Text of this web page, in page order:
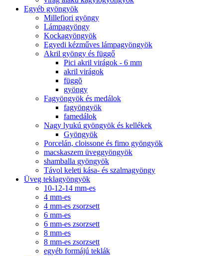
Egyéb gyöngyök
Millefiori gyöngy
Lámpagyöngy
Kockagyöngyök
Egyedi kézműves lámpagyöngyök
Akril gyöngy és függő
Pici akril virágok - 6 mm
akril virágok
függõ
gyöngy
Fagyöngyök és medálok
fagyöngyök
famedálok
Nagy lyukú gyöngyök és kellékek
Gyöngyök
Porcelán, cloissone és fimo gyöngyök
macskaszem üveggyöngyök
shamballa gyöngyök
Távol keleti kása- és szalmagyöngy
Üveg teklagyöngyök
10-12-14 mm-es
4 mm-es
4 mm-es zsorzsett
6 mm-es
6 mm-es zsorzsett
8 mm-es
8 mm-es zsorzsett
egyéb formájú teklák